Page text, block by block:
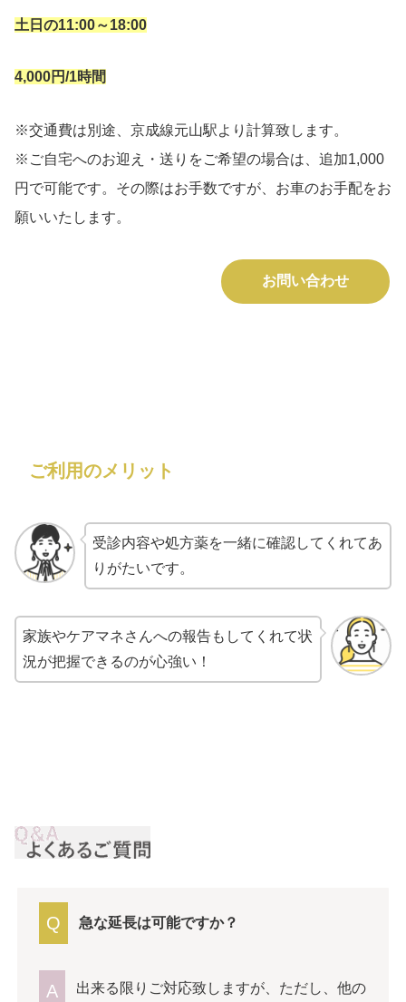
土日の11:00～18:00
4,000円/1時間
※交通費は別途、京成線元山駅より計算致します。
※ご自宅へのお迎え・送りをご希望の場合は、追加1,000
円で可能です。その際はお手数ですが、お車のお手配をお
願いいたします。
お問い合わせ
ご利用のメリット
受診内容や処方薬を一緒に確認してくれてあ
りがたいです。
家族やケアマネさんへの報告もしてくれて状
況が把握できるのが心強い！
Q 急な延長は可能ですか？
A
出来る限りご対応致しますが、ただし、他の